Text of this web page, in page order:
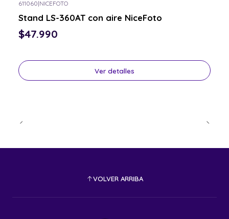
611060|NICEFOTO
Stand LS-360AT con aire NiceFoto
$47.990
Ver detalles
VOLVER ARRIBA